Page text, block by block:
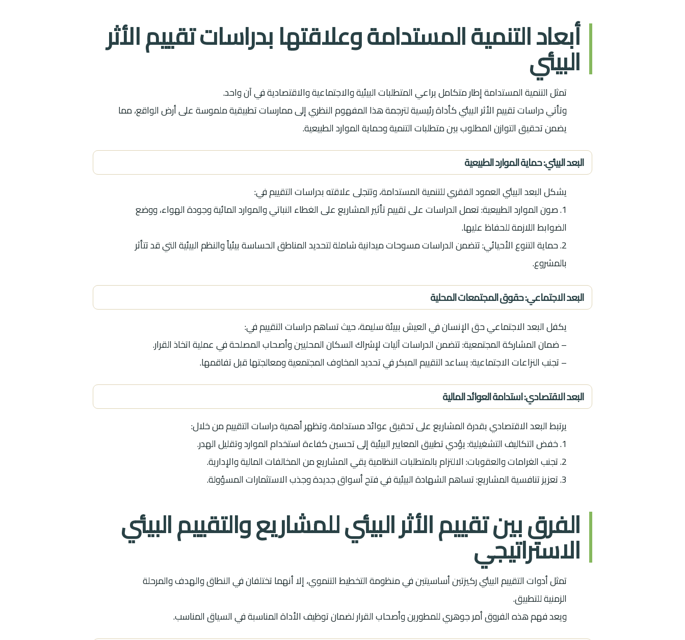
أبعاد التنمية المستدامة وعلاقتها بدراسات تقييم الأثر
البيئي
تمثل التنمية المستدامة إطار متكامل يراعي المتطلبات البيئية والاجتماعية والاقتصادية في آن واحد.
وتأتي دراسات تقييم الأثر البيئي كأداة رئيسية لترجمة هذا المفهوم النظري إلى ممارسات تطبيقية ملموسة على أرض الواقع، مما
يضمن تحقيق التوازن المطلوب بين متطلبات التنمية وحماية الموارد الطبيعية.
البعد البيئي: حماية الموارد الطبيعية
يشكل البعد البيئي العمود الفقري للتنمية المستدامة، وتتجلى علاقته بدراسات التقييم في:
1. صون الموارد الطبيعية: تعمل الدراسات على تقييم تأثير المشاريع على الغطاء النباتي والموارد المائية وجودة الهواء، ووضع
الضوابط اللازمة للحفاظ عليها.
2. حماية التنوع الأحيائي: تتضمن الدراسات مسوحات ميدانية شاملة لتحديد المناطق الحساسة بيئياً والنظم البيئية التي قد تتأثر
بالمشروع.
البعد الاجتماعي: حقوق المجتمعات المحلية
يكفل البعد الاجتماعي حق الإنسان في العيش ببيئة سليمة، حيث تساهم دراسات التقييم في:
– ضمان المشاركة المجتمعية: تتضمن الدراسات آليات لإشراك السكان المحليين وأصحاب المصلحة في عملية اتخاذ القرار.
– تجنب النزاعات الاجتماعية: يساعد التقييم المبكر في تحديد المخاوف المجتمعية ومعالجتها قبل تفاقمها.
البعد الاقتصادي: استدامة العوائد المالية
يرتبط البعد الاقتصادي بقدرة المشاريع على تحقيق عوائد مستدامة، وتظهر أهمية دراسات التقييم من خلال:
1. خفض التكاليف التشغيلية: يؤدي تطبيق المعايير البيئية إلى تحسين كفاءة استخدام الموارد وتقليل الهدر.
2. تجنب الغرامات والعقوبات: الالتزام بالمتطلبات النظامية يقي المشاريع من المخالفات المالية والإدارية.
3. تعزيز تنافسية المشاريع: تساهم الشهادة البيئية في فتح أسواق جديدة وجذب الاستثمارات المسؤولة.
الفرق بين تقييم الأثر البيئي للمشاريع والتقييم البيئي
الاستراتيجي
تمثل أدوات التقييم البيئي ركيزتين أساسيتين في منظومة التخطيط التنموي، إلا أنهما تختلفان في النطاق والهدف والمرحلة
الزمنية للتطبيق.
ويعد فهم هذه الفروق أمر جوهري للمطورين وأصحاب القرار لضمان توظيف الأداة المناسبة في السياق المناسب.